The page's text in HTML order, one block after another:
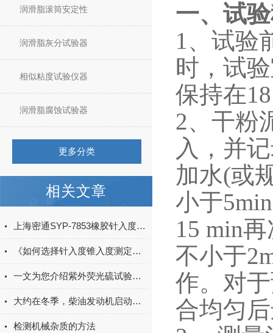
润滑脂滚筒安定性
润滑脂灰分试验器
相似粘度试验仪器
润滑脂腐蚀试验器
更多分类
相关文章
上海密通SYP-7853橡胶针入度锥入度测定仪试验步骤
《如何选择针入度锥入度测定仪》
一文为您介绍紫外荧光硫试验器的优点
大约在冬季，柴油发动机启动困难解析
检测机械杂质的方法
一、 试
1、 试验
时，试
保持在
2、 干粉
入，并
加水(或
小于
15 min
不小于
作。对
合均匀